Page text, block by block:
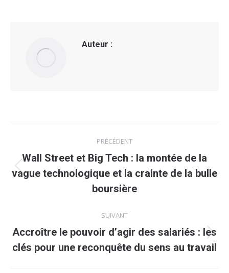
Auteur :
article
PRÉCÉDENT
Article
précédent
Wall Street et Big Tech : la montée de la
vague technologique et la crainte de la bulle
boursière
SUIVANT
Article
suivant
:
Accroître le pouvoir d’agir des salariés : les
clés pour une reconquête du sens au travail